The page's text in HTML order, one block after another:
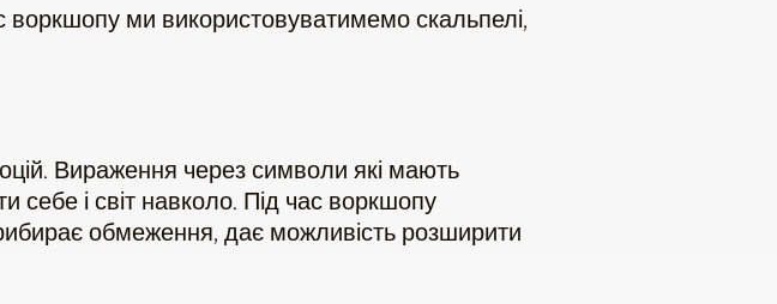
воркшопу ми використовуватимемо скальпелі,
Вираження через символи які мають
і світ навколо. Під час воркшопу
обмеження, дає можливість розширити